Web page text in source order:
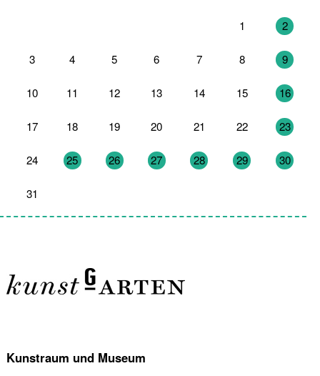
1 2
3 4 5 6 7 8 9
10 11 12 13 14 15 16
17 18 19 20 21 22 23
24 25 26 27 28 29 30
31
Kunstraum und Museum